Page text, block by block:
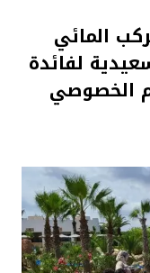
المائي
لفائدة
الخصوصي